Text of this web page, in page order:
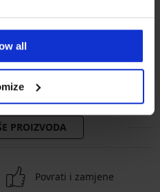
all
3,8
Grudnjak Spacer 3D Lady
Grace New
49,99 €
PROIZVODA
Povrati i zamjene